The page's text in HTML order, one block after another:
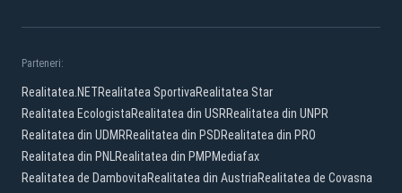
Parteneri:
Realitatea.NETRealitatea SportivaRealitatea Star
Realitatea EcologistaRealitatea din USRRealitatea din UNPR
Realitatea din UDMRRealitatea din PSDRealitatea din PRO
Realitatea din PNLRealitatea din PMPMediafax
Realitatea de DambovitaRealitatea din AustriaRealitatea de Covasna